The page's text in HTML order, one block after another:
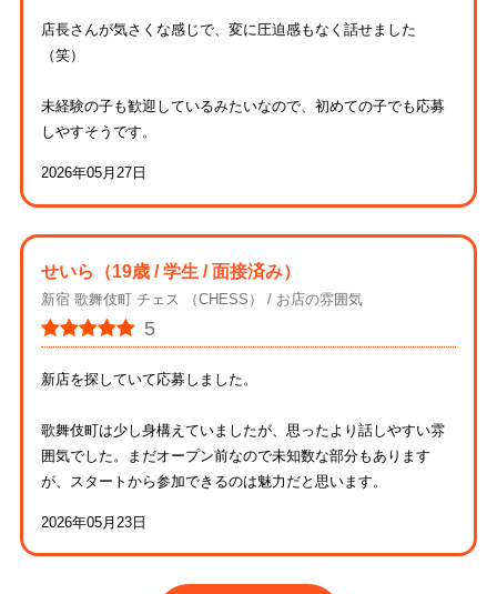
店長さんが気さくな感じで、変に圧迫感もなく話せました
（笑）
未経験の子も歓迎しているみたいなので、初めての子でも応募
しやすそうです。
2026年05月27日
せいら （19歳 / 学生 / 面接済み）
新宿 歌舞伎町 チェス （CHESS） お店の雰囲気
5
新店を探していて応募しました。
歌舞伎町は少し身構えていましたが、思ったより話しやすい雰
囲気でした。まだオープン前なので未知数な部分もあります
が、スタートから参加できるのは魅力だと思います。
2026年05月23日